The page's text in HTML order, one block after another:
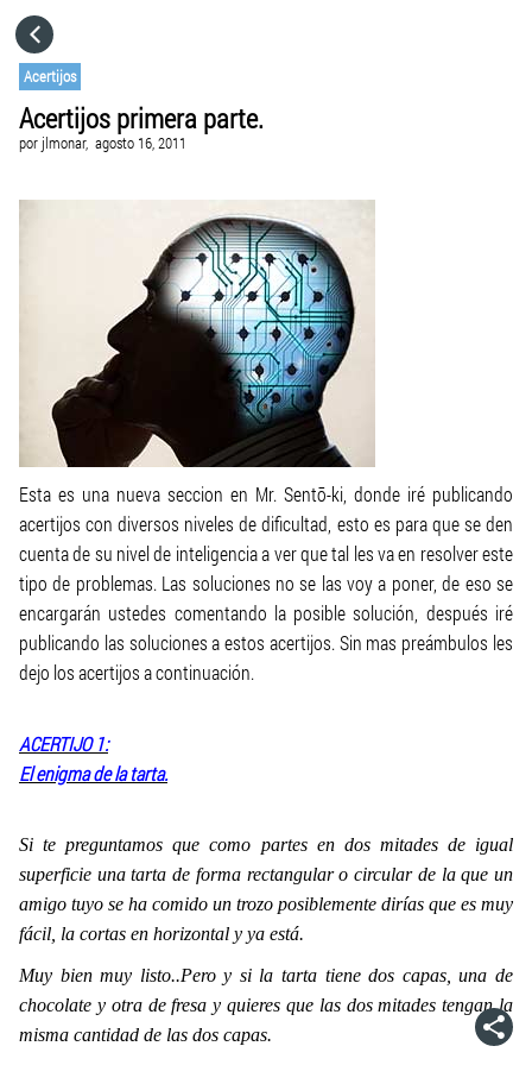
Acertijos
Acertijos primera parte.
por jlmonar, agosto 16, 2011
Esta es una nueva seccion en Mr. Sentō-ki, donde iré publicando
acertijos con diversos niveles de dificultad, esto es para que se den
cuenta de su nivel de inteligencia a ver que tal les va en resolver este
tipo de problemas. Las soluciones no se las voy a poner, de eso se
encargarán ustedes comentando la posible solución, después iré
publicando las soluciones a estos acertijos. Sin mas preámbulos les
dejo los acertijos a continuación.
ACERTIJO 1:
El enigma de la tarta.
Si te preguntamos que como partes en dos mitades de igual
superficie una tarta de forma rectangular o circular de la que un
amigo tuyo se ha comido un trozo posiblemente dirías que es muy
fácil, la cortas en horizontal y ya está.
Muy bien muy listo..Pero y si la tarta tiene dos capas, una de
chocolate y otra de fresa y quieres que las dos mitades tengan la
misma cantidad de las dos capas.
CATEGORÍAS
IR A
VISITA EL SITIO WEB